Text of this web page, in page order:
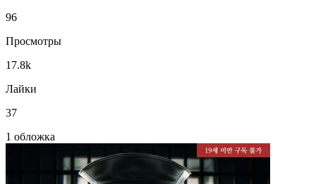
96
Просмотры
17.8k
Лайки
37
1 обложка